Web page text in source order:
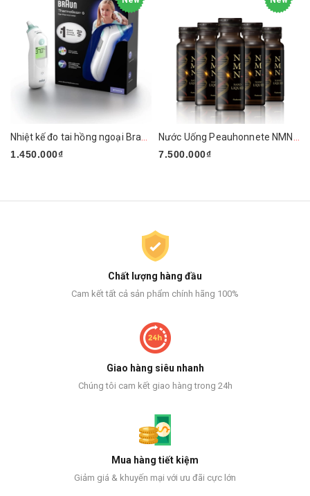
Nhiệt kế đo tai hồng ngoại Braun ThermoScan 6 IRT6515
1.450.000₫
Nước Uống Peauhonnete NMN+ ARG LIQUID 12000 Nhật Bản
7.500.000₫
Chất lượng hàng đầu
Cam kết tất cả sản phẩm chính hãng 100%
Giao hàng siêu nhanh
Chúng tôi cam kết giao hàng trong 24h
Mua hàng tiết kiệm
Giảm giá & khuyến mại với ưu đãi cực lớn